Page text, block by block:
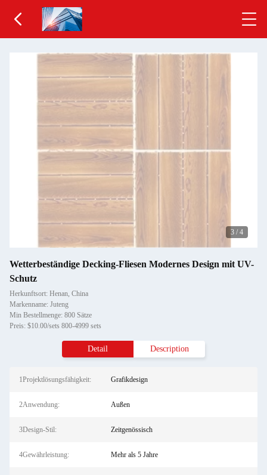
3 / 4
Wetterbeständige Decking-Fliesen Modernes Design mit UV-
Schutz
Herkunftsort: Henan, China
Markenname: Juteng
Min Bestellmenge: 800 Sätze
Preis: $10.00/sets 800-4999 sets
Detail Description
1Projektlösungsfähigkeit: Grafikdesign
2Anwendung: Außen
3Design-Stil: Zeitgenössisch
4Gewährleistung: Mehr als 5 Jahre